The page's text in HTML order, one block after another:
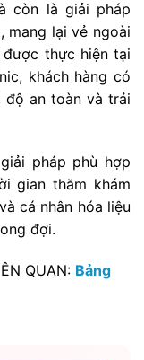
còn là giải pháp
mang lại vẻ ngoài
thực hiện tại
khách hàng có
độ an toàn và trải
pháp phù hợp
gian thăm khám
cá nhân hóa liệu
đợi.
QUAN: Bảng